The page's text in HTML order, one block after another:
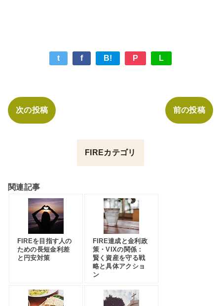
t f B! P L
次の投稿 前の投稿
FIREカテゴリ
関連記事
FIREを目指す人の
ための長短金利差
と円安対策
FIRE達成と金利政
策・VIXの関係：
賢く資産を守る戦
略と具体アクショ
ン